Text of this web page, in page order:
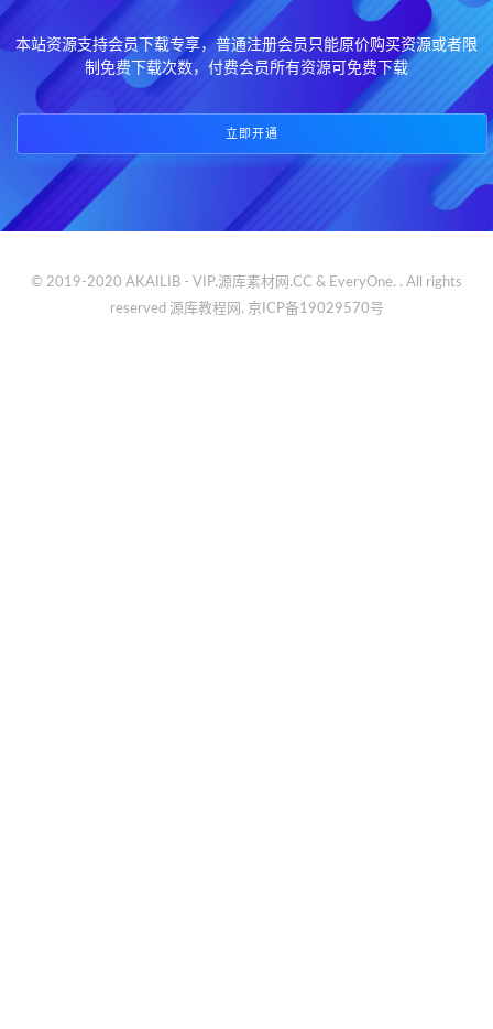
本站资源支持会员下载专享，普通注册会员只能原价购买资源或者限
制免费下载次数，付费会员所有资源可免费下载
立即开通
© 2019-2020 AKAILIB - VIP.源库素材网.CC & EveryOne. . All rights
reserved 源库教程网. 京ICP备19029570号